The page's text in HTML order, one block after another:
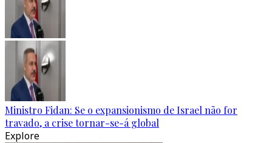
Ministro Fidan: Se o expansionismo de Israel não for
travado, a crise tornar-se-á global
Explore